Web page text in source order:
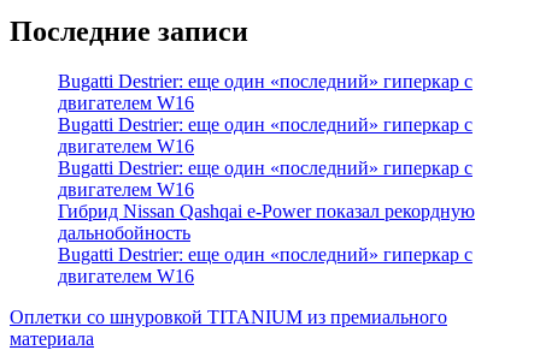
Последние записи
Bugatti Destrier: еще один «последний» гиперкар с
двигателем W16
Bugatti Destrier: еще один «последний» гиперкар с
двигателем W16
Bugatti Destrier: еще один «последний» гиперкар с
двигателем W16
Гибрид Nissan Qashqai e-Power показал рекордную
дальнобойность
Bugatti Destrier: еще один «последний» гиперкар с
двигателем W16
Оплетки со шнуровкой TITANIUM из премиального
материала